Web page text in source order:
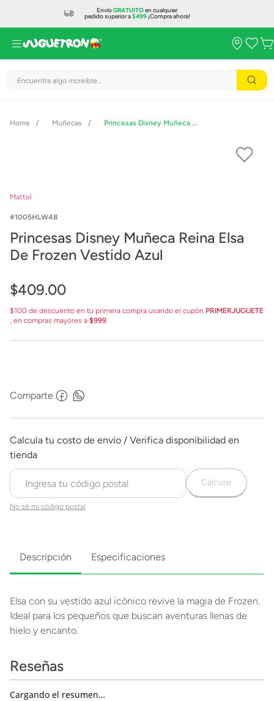
EnvíoGRATUITOen cualquier
pedido superior a$499¡Compra ahora!
Encuentra algo increíble...
Muñecas Princesas Disney Muñeca Reina Elsa De Frozen Vestido Azul
Mattel
1005HLW48
Princesas Disney Muñeca Reina Elsa
De Frozen Vestido Azul
$409.00
$100 de descuento en tu primera compra usando el cupón PRIMERJUGUETE
, en compras mayores a $999.
Comparte
No sé mi código postal
Calcular
Descripción Especificaciones
Elsa con su vestido azul icónico revive la magia de Frozen.
Ideal para los pequeños que buscan aventuras llenas de
hielo y encanto.
Reseñas
Cargando el resumen…